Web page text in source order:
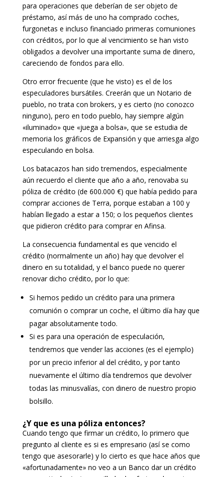
para operaciones que deberían de ser objeto de
préstamo, así más de uno ha comprado coches,
furgonetas e incluso financiado primeras comuniones
con créditos, por lo que al vencimiento se han visto
obligados a devolver una importante suma de dinero,
careciendo de fondos para ello.
Otro error frecuente (que he visto) es el de los
especuladores bursátiles. Creerán que un Notario de
pueblo, no trata con brokers, y es cierto (no conozco
ninguno), pero en todo pueblo, hay siempre algún
«iluminado» que «juega a bolsa», que se estudia de
memoria los gráficos de Expansión y que arriesga algo
especulando en bolsa.
Los batacazos han sido tremendos, especialmente
aún recuerdo el cliente que año a año, renovaba su
póliza de crédito (de 600.000 €) que había pedido para
comprar acciones de Terra, porque estaban a 100 y
habían llegado a estar a 150; o los pequeños clientes
que pidieron crédito para comprar en Afinsa.
La consecuencia fundamental es que vencido el
crédito (normalmente un año) hay que devolver el
dinero en su totalidad, y el banco puede no querer
renovar dicho crédito, por lo que:
Si hemos pedido un crédito para una primera
comunión o comprar un coche, el último día hay que
pagar absolutamente todo.
Si es para una operación de especulación,
tendremos que vender las acciones (es el ejemplo)
por un precio inferior al del crédito, y por tanto
nuevamente el último día tendremos que devolver
todas las minusvalías, con dinero de nuestro propio
bolsillo.
¿Y que es una póliza entonces?
Cuando tengo que firmar un crédito, lo primero que
pregunto al cliente es si es empresario (así se como
tengo que asesorarle) y lo cierto es que hace años que
«afortunadamente» no veo a un Banco dar un crédito